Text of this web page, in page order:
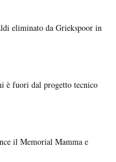
eliminato da Griekspoor in
è fuori dal progetto tecnico
il Memorial Mamma e